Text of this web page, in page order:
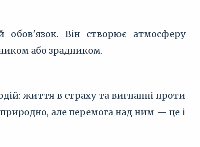
обов'язок. Він створює атмосферу
або зрадником.
життя в страху та вигнанні проти
але перемога над ним — це і